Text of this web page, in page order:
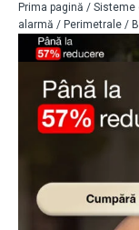
Prima pagină / Sisteme
alarmă / Perimetrale /